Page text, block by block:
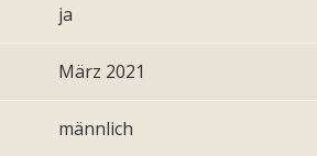
ja
März 2021
männlich